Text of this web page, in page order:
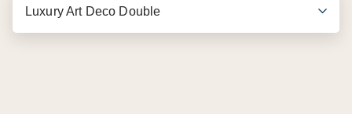
Luxury Art Deco Double